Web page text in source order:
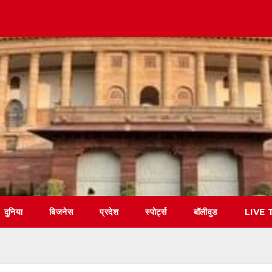
दुनिया बिजनेस प्रदेश स्पोर्ट्स बॉलीवुड LIVE